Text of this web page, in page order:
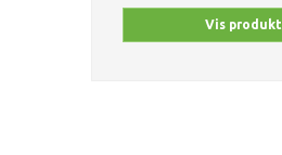
Vis produkt